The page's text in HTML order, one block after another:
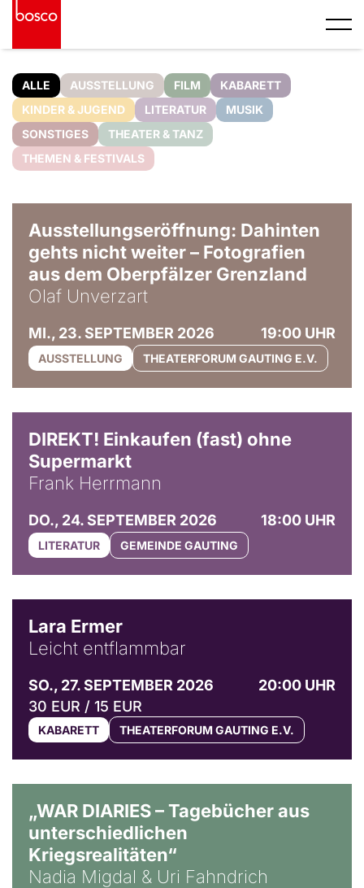
ALLE AUSSTELLUNG FILM
KABARETT
KINDER & JUGEND
LITERATUR
MUSIK
SONSTIGES
THEATER & TANZ
THEMEN & FESTIVALS
Ausstellungseröffnung: Dahinten
gehts nicht weiter – Fotografien
aus dem Oberpfälzer Grenzland
Olaf Unverzart
MI., 23. SEPTEMBER 2026 19:00 UHR
AUSSTELLUNG THEATERFORUM GAUTING E.V.
DIREKT! Einkaufen (fast) ohne
Supermarkt
Frank Herrmann
DO., 24. SEPTEMBER 2026 18:00 UHR
LITERATUR GEMEINDE GAUTING
Lara Ermer
Leicht entflammbar
SO., 27. SEPTEMBER 2026
20:00 UHR
30 EUR / 15 EUR
KABARETT THEATERFORUM GAUTING E.V.
„WAR DIARIES – Tagebücher aus
unterschiedlichen
Kriegsrealitäten“
Nadia Migdal & Uri Fahndrich